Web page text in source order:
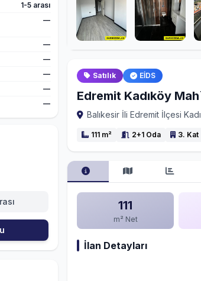
1-5 arası
—
—
—
—
—
—
Satılık EİDS
Edremit Kadıköy
Balıkesir İli Edremit İlçesi
111 m² 2+1 Oda 3. Kat
111
m² Net
İlan Detayları